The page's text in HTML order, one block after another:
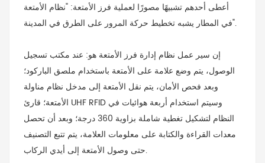
أعطى أحدهم تشبيهًا مصورًا لعملية فرز الأمتعة: "نظام الأمتعة
في المطار يشبه تخطيط حركة المرور على الطرق في المدينة".
إن سير عمل نظام إدارة فرز الأمتعة هو: عند مكتب تسجيل
الوصول، يتم وضع علامة على الأمتعة باستخدام ملصق الباركود؛
وبعد فحص الأمان، يتم نقل الأمتعة إلى مدخل نظام مناولة
الأمتعة؛ قارئ UHF RFID
النظام لتشكيل تغطية شاملة بزاوية 360 درجة؛ وبعد أن تحصل
معدات القراءة والكتابة على معلومات العلامة، يتم تتبع التصنيف
حتى وصول الأمتعة إلى أيدي الركاب.